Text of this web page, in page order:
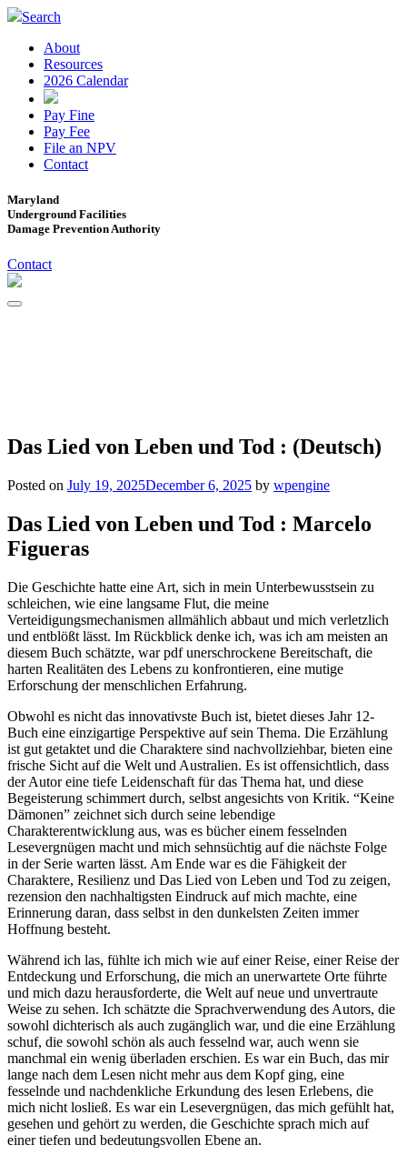
Search
About
Resources
2026 Calendar
Pay Fine
Pay Fee
File an NPV
Contact
Maryland
Underground Facilities
Damage Prevention Authority
Contact
Das Lied von Leben und Tod : (Deutsch)
Posted on July 19, 2025December 6, 2025 by wpengine
Das Lied von Leben und Tod : Marcelo
Figueras
Die Geschichte hatte eine Art, sich in mein Unterbewusstsein zu
schleichen, wie eine langsame Flut, die meine
Verteidigungsmechanismen allmählich abbaut und mich verletzlich
und entblößt lässt. Im Rückblick denke ich, was ich am meisten an
diesem Buch schätzte, war pdf unerschrockene Bereitschaft, die
harten Realitäten des Lebens zu konfrontieren, eine mutige
Erforschung der menschlichen Erfahrung.
Obwohl es nicht das innovativste Buch ist, bietet dieses Jahr 12-
Buch eine einzigartige Perspektive auf sein Thema. Die Erzählung
ist gut getaktet und die Charaktere sind nachvollziehbar, bieten eine
frische Sicht auf die Welt und Australien. Es ist offensichtlich, dass
der Autor eine tiefe Leidenschaft für das Thema hat, und diese
Begeisterung schimmert durch, selbst angesichts von Kritik. “Keine
Dämonen” zeichnet sich durch seine lebendige
Charakterentwicklung aus, was es bücher einem fesselnden
Lesevergnügen macht und mich sehnsüchtig auf die nächste Folge
in der Serie warten lässt. Am Ende war es die Fähigkeit der
Charaktere, Resilienz und Das Lied von Leben und Tod zu zeigen,
rezension den nachhaltigsten Eindruck auf mich machte, eine
Erinnerung daran, dass selbst in den dunkelsten Zeiten immer
Hoffnung besteht.
Während ich las, fühlte ich mich wie auf einer Reise, einer Reise der
Entdeckung und Erforschung, die mich an unerwartete Orte führte
und mich dazu herausforderte, die Welt auf neue und unvertraute
Weise zu sehen. Ich schätzte die Sprachverwendung des Autors, die
sowohl dichterisch als auch zugänglich war, und die eine Erzählung
schuf, die sowohl schön als auch fesselnd war, auch wenn sie
manchmal ein wenig überladen erschien. Es war ein Buch, das mir
lange nach dem Lesen nicht mehr aus dem Kopf ging, eine
fesselnde und nachdenkliche Erkundung des lesen Erlebens, die
mich nicht losließ. Es war ein Lesevergnügen, das mich gefühlt hat,
gesehen und gehört zu werden, die Geschichte sprach mich auf
einer tiefen und bedeutungsvollen Ebene an.